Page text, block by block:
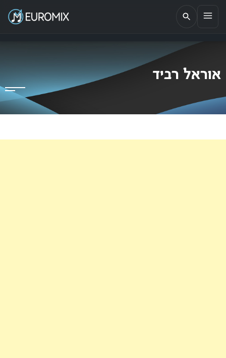
EUROMIX
אתר הבית של האירוויזיון בישראל
אוראל רביד